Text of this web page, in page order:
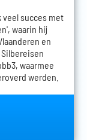
veel succes met
waarin hij
en
waarmee
werden.